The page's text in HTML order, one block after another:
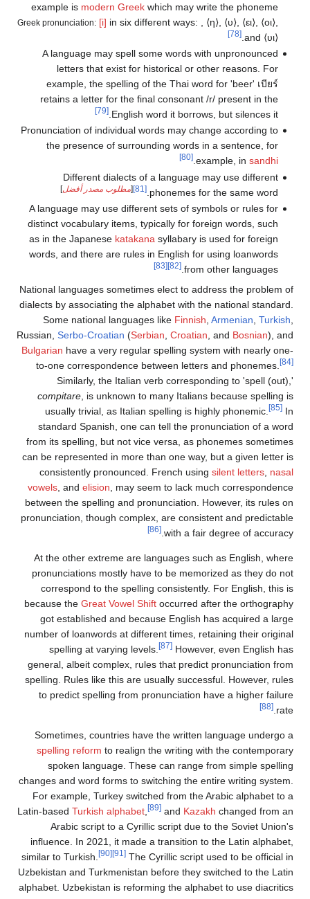
example is modern Greekwhich may write the phoneme
Greek pronunciation: [i] in six different ways: ⟨η⟩, ⟨υ⟩, ⟨ει⟩, ⟨οι⟩,
and ⟨υι⟩
.
[78]
A language may spell some words with unpronounced
letters that exist for historical or other reasons. For
example, the spelling of the Thai word for 'beer' เบียร์
retains a letter for the final consonant /r/ present in the
English word it borrows, but silences it.
[79]
Pronunciation of individual words may change according to
the presence of surrounding words in a sentence, for
example, in sandhi
.
[80]
Different dialects of a language may use different
phonemes for the same word.
[81]
[مطلوب مصدر أفضل]
A language may use different sets of symbols or rules for
distinct vocabulary items, typically for foreign words, such
as in the Japanese katakanasyllabary is used for foreign
words, and there are rules in English for using loanwords
from other languages.
[82]
[83]
National languages sometimes elect to address the problem of
dialects by associating the alphabet with the national standard.
Some national languages like Finnish, Armenian, Turkish,
Russian, Serbo-Croatian (Serbian, Croatian, and Bosnian), and
Bulgarian have a very regular spelling system with nearly one-
to-one correspondence between letters and phonemes.
[84]
Similarly, the Italian verb corresponding to 'spell (out),'
compitare, is unknown to many Italians because spelling is
usually trivial, as Italian spelling is highly phonemic.
[85] In
standard Spanish, one can tell the pronunciation of a word
from its spelling, but not vice versa, as phonemes sometimes
can be represented in more than one way, but a given letter is
consistently pronounced. French using silent letters, nasal
vowels, and elision, may seem to lack much correspondence
between the spelling and pronunciation. However, its rules on
pronunciation, though complex, are consistent and predictable
with a fair degree of accuracy.
[86]
At the other extreme are languages such as English, where
pronunciations mostly have to be memorized as they do not
correspond to the spelling consistently. For English, this is
because the Great Vowel Shift occurred after the orthography
got established and because English has acquired a large
number of loanwords at different times, retaining their original
spelling at varying levels.
[87] However, even English has
general, albeit complex, rules that predict pronunciation from
spelling. Rules like this are usually successful. However, rules
to predict spelling from pronunciation have a higher failure
rate.
[88]
Sometimes, countries have the written language undergo a
spelling reform to realign the writing with the contemporary
spoken language. These can range from simple spelling
changes and word forms to switching the entire writing system.
For example, Turkey switched from the Arabic alphabet to a
Latin-based Turkish alphabet, [89] and Kazakh changed from an
Arabic script to a Cyrillic script due to the Soviet Union's
influence. In 2021, it made a transition to the Latin alphabet,
similar to Turkish.
[90] [91] The Cyrillic script used to be official in
Uzbekistan and Turkmenistan before they switched to the Latin
alphabet. Uzbekistan is reforming the alphabet to use diacritics